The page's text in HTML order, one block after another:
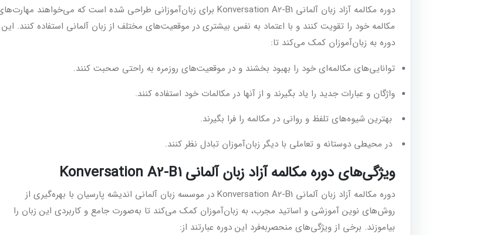
دوره مکالمه آزاد زبان آلمانی Konversation A2-B1 برای زبان‌آموزانی طراحی شده است که می‌خواهند مهارت‌های
مکالمه خود را تقویت کنند و با اعتماد به نفس بیشتری در موقعیت‌های مختلف از زبان آلمانی استفاده کنند. این
دوره به زبان‌آموزان کمک می‌کند تا:
توانایی‌های مکالمه‌ای خود را بهبود بخشند و در موقعیت‌های روزمره به راحتی صحبت کنند.
واژگان و عبارات جدید را یاد بگیرند و از آنها در مکالمات خود استفاده کنند.
بهترین شیوه‌های تلفظ و روانی در مکالمه را فرا بگیرند.
در محیطی دوستانه و تعاملی با دیگر زبان‌آموزان تبادل نظر کنند.
ویژگی‌های دوره مکالمه آزاد زبان آلمانی Konversation A2-B1
دوره مکالمه آزاد زبان آلمانی Konversation A2-B1 در موسسه زبان آلمانی اندیشه پارسیان با بهره‌گیری از
روش‌های نوین آموزشی و اساتید مجرب، به زبان‌آموزان کمک می‌کند تا به‌صورت جامع و کاربردی این زبان را
بیاموزند. برخی از ویژگی‌های منحصربه‌فرد این دوره عبارتند از: